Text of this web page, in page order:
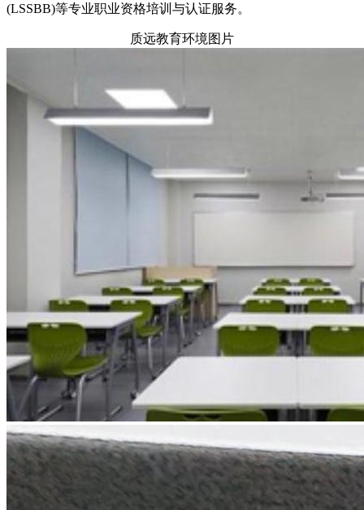
(LSSBB)等专业职业资格培训与认证服务。
质远教育环境图片